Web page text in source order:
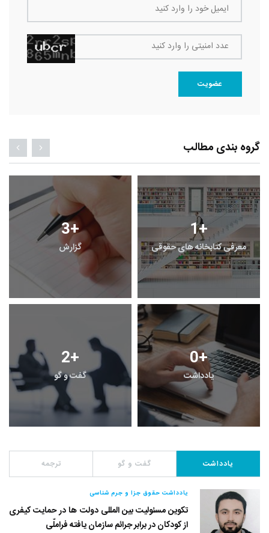
ایمیل خود را وارد کنید
عدد امنیتی را وارد کنید
عضویت
گروه بندی مطالب
3+
گزارش
1+
معرفی کتابخانه های حقوقی
2+
گفت و گو
0+
یادداشت
یادداشت گفت و گو ترجمه
یادداشت حقوق جزا و جرم شناسی
تکوین مسئولیت بین المللی دولت ها در حمایت کیفری
از کودکان در برابر جرائم سازمان یافته فراملّی